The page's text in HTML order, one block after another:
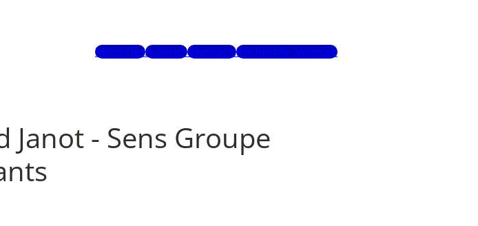
Mots-clésAuteursGlossaireRecherche avancée
Janot - Sens Groupe